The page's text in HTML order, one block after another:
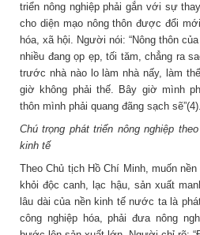
triển nông nghiệp phải gắn với sự
cho diện mạo nông thôn được đổi
hóa, xã hội. Người nói: “Nông thôn
nhiều đang ọp ẹp, tối tăm, chẳng ra
trước nhà nào lo làm nhà nấy, làm
giờ không phải thế. Bây giờ mình
thôn mình phải quang đãng sạch sẽ”(4).
Chú trọng phát triển nông nghiệp
kinh tế
Theo Chủ tịch Hồ Chí Minh, muốn
khỏi độc canh, lạc hậu, sản xuất
lâu dài của nền kinh tế nước ta là
công nghiệp hóa, phải đưa nông